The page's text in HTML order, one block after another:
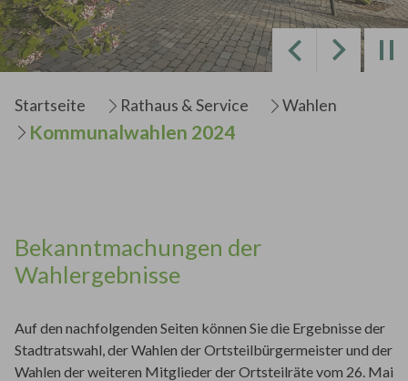
ZurückWeiter
Startseite Rathaus & Service Wahlen
Kommunalwahlen 2024
Bekanntmachungen der
Wahlergebnisse
Auf den nachfolgenden Seiten können Sie die Ergebnisse der
Stadtratswahl, der Wahlen der Ortsteilbürgermeister und der
Wahlen der weiteren Mitglieder der Ortsteilräte vom 26. Mai